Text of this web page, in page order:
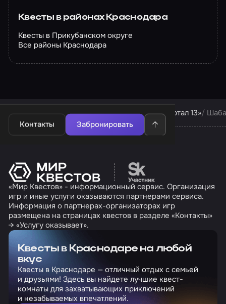
Квесты в районах Краснодара
Квесты в Прикубанском округе
Все районы Краснодара
Контакты Забронировать
Квесты в Краснодаре Квесты компании «Портал 13»
Перейти на сайт
«Мир Квестов» - информационный сервис. Организация
игр и иные услуги оказываются партнерами сервиса.
Информация о партнерах-организаторах игр
размещена на страницах квестов в разделе «Контакты»
→ «Услугу оказывает».
Квесты в Краснодаре на любой
вкус
Квесты в Краснодаре — отличный отдых с семьей
и друзьями! Здесь вы найдете лучшие квест-
комнаты для захватывающих приключений
и незабываемых впечатлений.